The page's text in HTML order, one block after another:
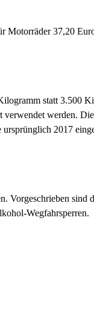
Motorräder 37,20
statt 3.500
werden.
2017
Vorgeschrieben sind
Wegfahrsperren.